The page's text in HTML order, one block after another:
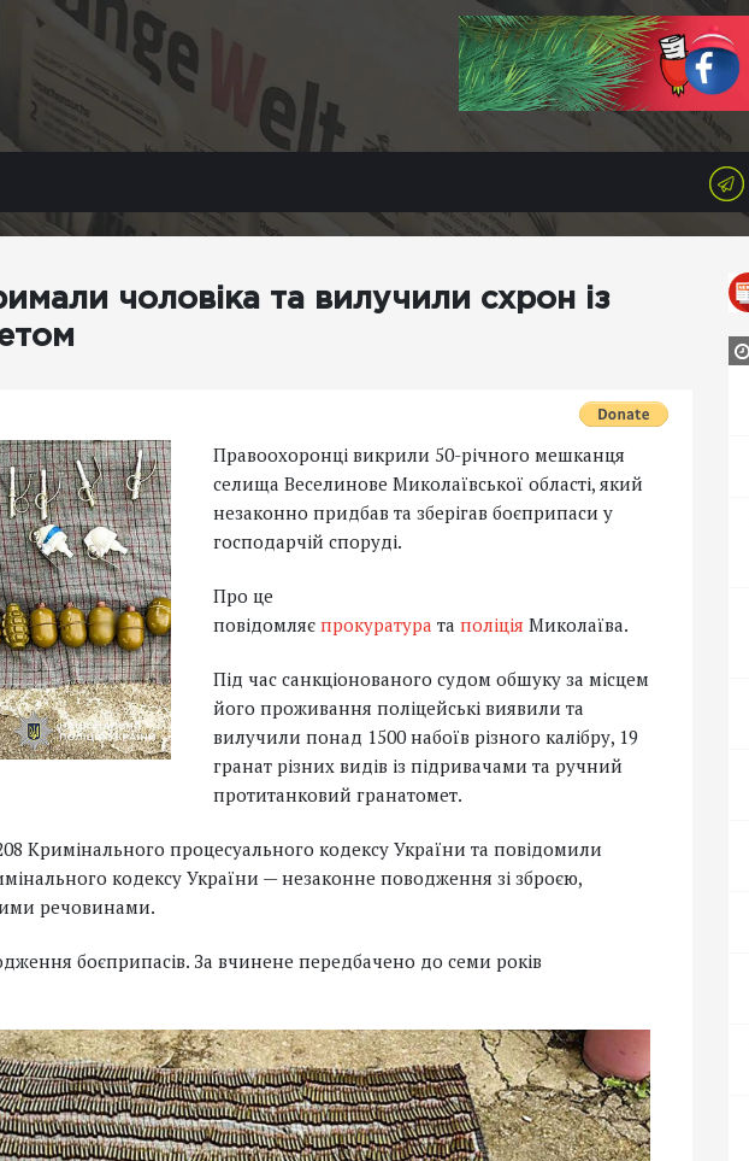
чоловіка та вилучили схрон із
Правоохоронці викрили 50-річного мешканця
селища Веселинове Миколаївської області, який
незаконно придбав та зберігав боєприпаси у
господарчій споруді.
Про це
повідомляє прокуратура та поліція Миколаїва.
Під час санкціонованого судом обшуку за місцем
його проживання поліцейські виявили та
вилучили понад 1500 набоїв різного калібру, 19
гранат різних видів із підривачами та ручний
протитанковий гранатомет.
Кримінального процесуального кодексу України та повідомили
кодексу України — незаконне поводження зі зброєю,
речовинами.
боєприпасів. За вчинене передбачено до семи років